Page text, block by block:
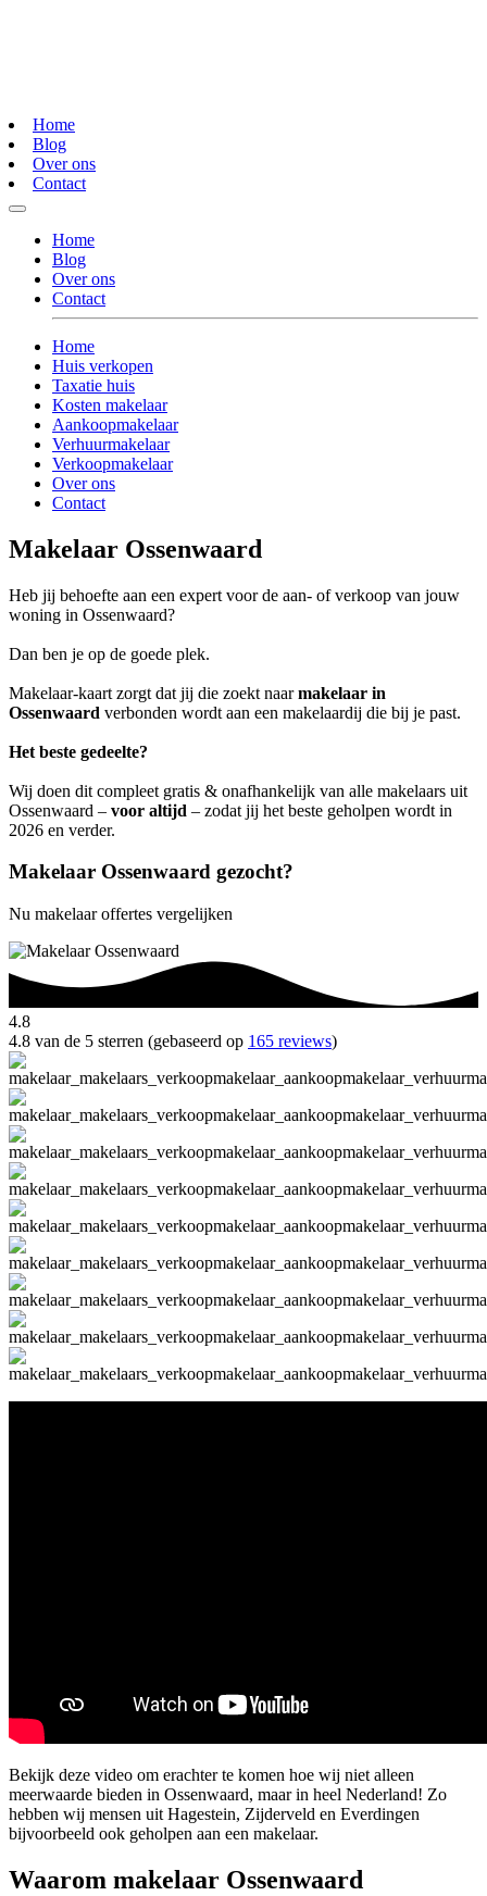
Home
Blog
Over ons
Contact
Home
Blog
Over ons
Contact
Home
Huis verkopen
Taxatie huis
Kosten makelaar
Aankoopmakelaar
Verhuurmakelaar
Verkoopmakelaar
Over ons
Contact
Makelaar Ossenwaard
Heb jij behoefte aan een expert voor de aan- of verkoop van jouw
woning in Ossenwaard?
Dan ben je op de goede plek.
Makelaar-kaart zorgt dat jij die zoekt naarmakelaar in
Ossenwaard verbonden wordt aan een makelaardij die bij je past.
Het beste gedeelte?
Wij doen dit compleet gratis & onafhankelijk van alle makelaars uit
Ossenwaard – voor altijd – zodat jij het beste geholpen wordt in
2026 en verder.
Makelaar Ossenwaard gezocht?
Nu makelaar offertes vergelijken
4.8
4.8 van de 5 sterren (gebaseerd op 165 reviews)
Bekijk deze video om erachter te komen hoe wij niet alleen
meerwaarde bieden in Ossenwaard, maar in heel Nederland! Zo
hebben wij mensen uit Hagestein, Zijderveld en Everdingen
bijvoorbeeld ook geholpen aan een makelaar.
Waarom makelaar Ossenwaard